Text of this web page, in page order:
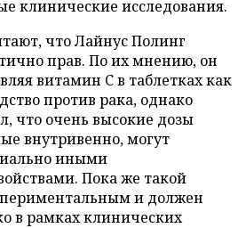
клинические исследования.
что Лайнус Полинг
прав. По их мнению, он
витамин C в таблетках как
против рака, однако
что очень высокие дозы
внутривенно, могут
иными
Пока же такой
и должен
в рамках клинических